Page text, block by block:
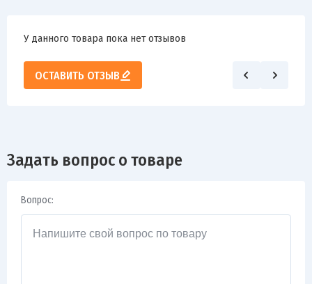
У данного товара пока нет отзывов
ОСТАВИТЬ ОТЗЫВ
Задать вопрос о товаре
Вопрос: